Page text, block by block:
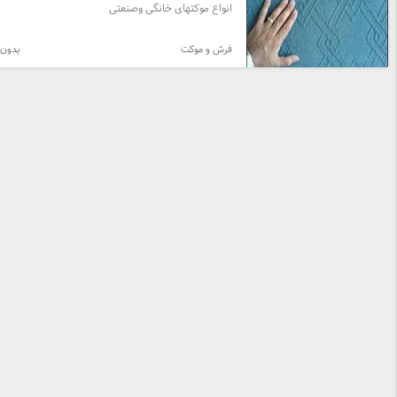
انواع موکتهای خانگی وصنعتی
فرش و موکت